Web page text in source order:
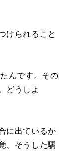
けられること
んです。その
どうしよ
に出ているか
、そうした驕